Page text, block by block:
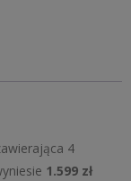
4
1.599 zł